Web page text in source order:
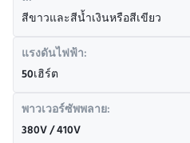
สีขาวและสีน้ำเงินหรือสีเขียว
แรงดันไฟฟ้า:
50เฮิร์ต
พาวเวอร์ซัพพลาย:
380V / 410V